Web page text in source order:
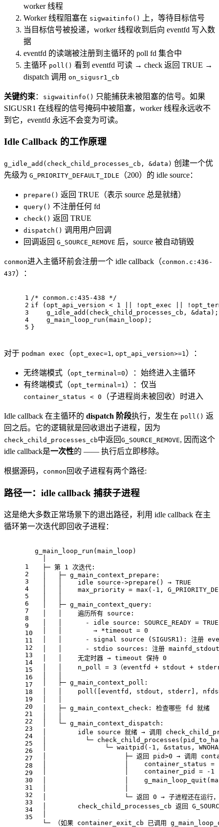
worker 线程
Worker 线程阻塞在 sigwaitinfo()
上，等待目标信号
当目标信号被投递，worker 线程收到后向 eventfd 写入数
据
eventfd 的读端被注册到主循环的 poll fd 集合中
主循环 poll() 看到 eventfd 可读 → check 返回 TRUE →
dispatch 调用 on_sigusr1_cb
关键约束： sigwaitinfo() 只能捕获未被阻塞的信号。如果
SIGUSR1 在线程的信号掩码中被阻塞，worker 线程永远收不
到它，eventfd 永远不会变为可读。
Idle Callback 的工作原理
g_idle_add(check_child_processes_cb, &data) 创建一个优
先级为 G_PRIORITY_DEFAULT_IDLE （200）的 idle source：
prepare() 返回 TRUE（表示 source 总是就绪）
query() 不注册任何 fd
check() 返回 TRUE
dispatch() 调用用户回调
回调返回 G_SOURCE_REMOVE 后，source 被自动销毁
conmon进入主循环前会注册一个 idle callback（conmon.c:436-
437）：
1
2
3
4
5
/* conmon.c:435-438 */
if (opt_api_version < 1 || !opt_exec ||
g_idle_add(check_child_processes_cb,
}
对于 podman exec （opt_exec=1, opt_api_version>=1）：
无终端模式（opt_terminal=0）：始终进入主循环
有终端模式（opt_terminal=1）：仅当
container_status < 0 （子进程尚未被回收）时进入
Idle callback 在主循环的 dispatch 阶段执行，发生在 poll() 返
回之后。它的逻辑就是回收退出子进程，因为
check_child_processes_cb中返回 G_SOURCE_REMOVE, 因而这个
idle callback是一次性的 —— 执行后立即移除。
根据源码， conmon 回收子进程有两个路径:
路径一：idle callback 捕获子进程
这是绝大多数正常场景下的退出路径，利用 idle callback 在主
循环第一次迭代即回收子进程：
1
2
3
4
5
6
7
8
9
10
11
12
13
14
15
16
17
18
19
20
21
22
23
24
25
26
27
28
29
30
31
32
33
34
35
g_main_loop_run(main_loop)
  ├─ 第 1 次迭代:
  │   ├─ g_main_context_prepare:
  │   │    idle source->prepare() → TRUE
│   │    max_priority = max(-1,
  │   ├─ g_main_context_query:
  │   │    遍历所有 source:
│   │      - idle source: SOURCE_READY =
  │   │        → *timeout = 0
│   │      - signal source (SIGUSR1): 注册
│   │      - stdio sources: 注册
  │   │    无定时器 → timeout 保持 0
│   │    n_poll = 3（eventfd + stdout +
  │   ├─ g_main_context_poll:
│   │    poll([eventfd, stdout, stderr],
  │   ├─ g_main_context_check: 检查哪些 fd 就绪
  │   └─ g_main_context_dispatch:
│        idle source 就绪 → 调用
│          └─
│               └─ waitpid(-1, &status,
│                    ├─ 返回 pid>0 → 调用
│                    │    container_status =
  │                    │    container_pid = -1
│                    │
│                    └─ 返回 0 → 子进程还在运行，
│        check_child_processes_cb 返回
└─ （如果 container_exit_cb 已调用